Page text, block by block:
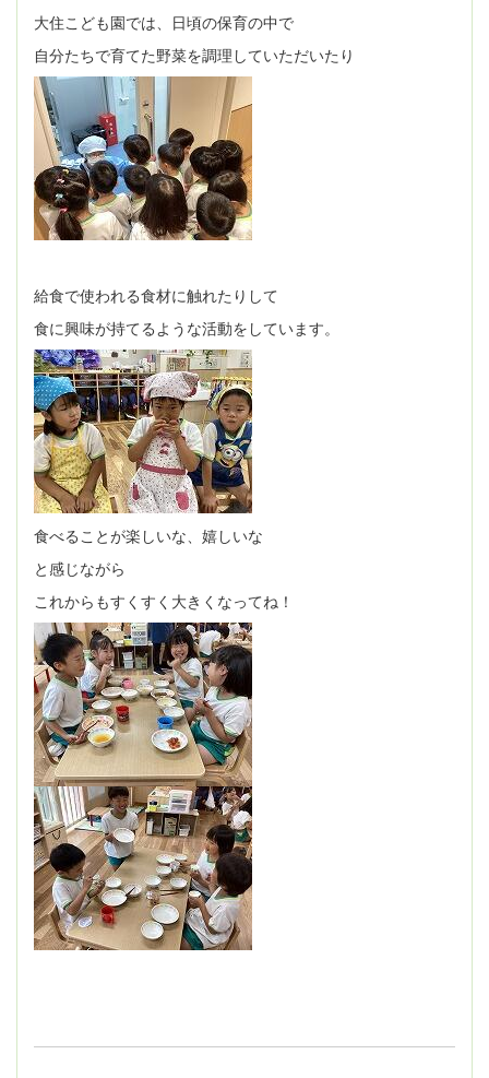
大住こども園では、日頃の保育の中で
自分たちで育てた野菜を調理していただいたり
給食で使われる食材に触れたりして
食に興味が持てるような活動をしています。
食べることが楽しいな、嬉しいな
と感じながら
これからもすくすく大きくなってね！